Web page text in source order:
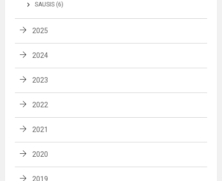
SAUSIS (6)
2025
2024
2023
2022
2021
2020
2019